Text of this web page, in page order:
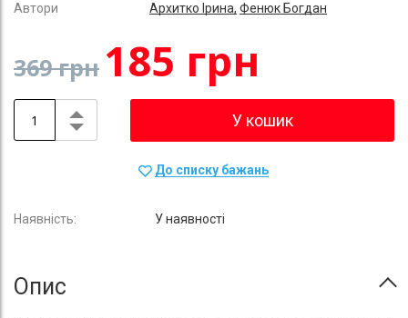
Автори Архитко Ірина, Фенюк Богдан
185 грн
369 грн
У кошик
До списку бажань
У наявності
Опис